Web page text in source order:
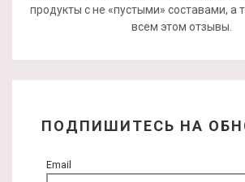
продукты с не «пустыми» составами, а
всем этом отзывы.
ПОДПИШИТЕСЬ НА
Email